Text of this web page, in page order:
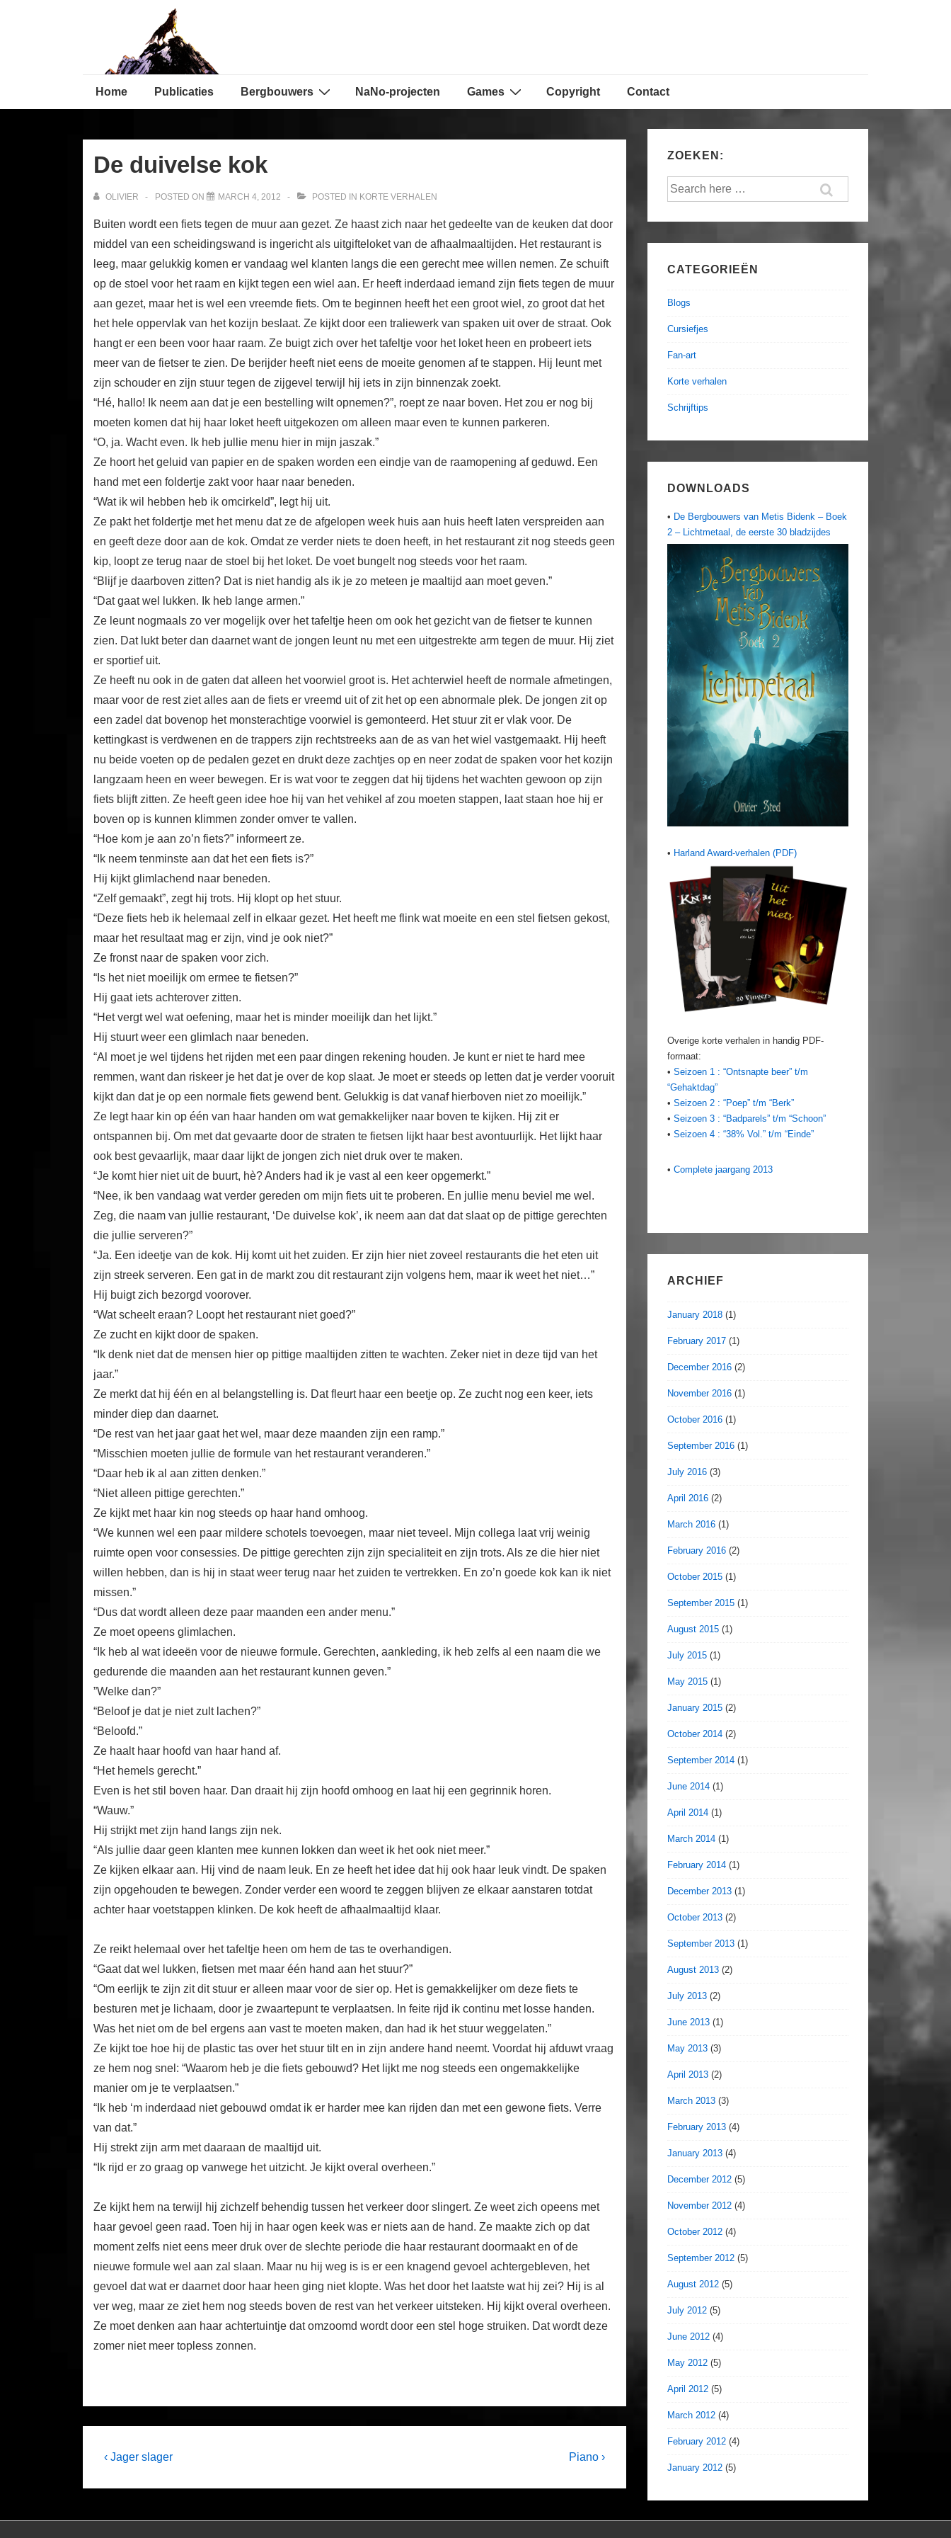
Home Publicaties Bergbouwers NaNo-projecten Games Copyright Contact
De duivelse kok
OLIVIER POSTED ON MARCH 4, 2012 POSTED IN KORTE VERHALEN
Buiten wordt een fiets tegen de muur aan gezet. Ze haast zich naar het gedeelte van de keuken dat door
middel van een scheidingswand is ingericht als uitgifteloket van de afhaalmaaltijden. Het restaurant is
leeg, maar gelukkig komen er vandaag wel klanten langs die een gerecht mee willen nemen. Ze schuift
op de stoel voor het raam en kijkt tegen een wiel aan. Er heeft inderdaad iemand zijn fiets tegen de muur
aan gezet, maar het is wel een vreemde fiets. Om te beginnen heeft het een groot wiel, zo groot dat het
het hele oppervlak van het kozijn beslaat. Ze kijkt door een traliewerk van spaken uit over de straat. Ook
hangt er een been voor haar raam. Ze buigt zich over het tafeltje voor het loket heen en probeert iets
meer van de fietser te zien. De berijder heeft niet eens de moeite genomen af te stappen. Hij leunt met
zijn schouder en zijn stuur tegen de zijgevel terwijl hij iets in zijn binnenzak zoekt.
“Hé, hallo! Ik neem aan dat je een bestelling wilt opnemen?”, roept ze naar boven. Het zou er nog bij
moeten komen dat hij haar loket heeft uitgekozen om alleen maar even te kunnen parkeren.
“O, ja. Wacht even. Ik heb jullie menu hier in mijn jaszak.”
Ze hoort het geluid van papier en de spaken worden een eindje van de raamopening af geduwd. Een
hand met een foldertje zakt voor haar naar beneden.
“Wat ik wil hebben heb ik omcirkeld”, legt hij uit.
Ze pakt het foldertje met het menu dat ze de afgelopen week huis aan huis heeft laten verspreiden aan
en geeft deze door aan de kok. Omdat ze verder niets te doen heeft, in het restaurant zit nog steeds geen
kip, loopt ze terug naar de stoel bij het loket. De voet bungelt nog steeds voor het raam.
“Blijf je daarboven zitten? Dat is niet handig als ik je zo meteen je maaltijd aan moet geven.”
“Dat gaat wel lukken. Ik heb lange armen.”
Ze leunt nogmaals zo ver mogelijk over het tafeltje heen om ook het gezicht van de fietser te kunnen
zien. Dat lukt beter dan daarnet want de jongen leunt nu met een uitgestrekte arm tegen de muur. Hij ziet
er sportief uit.
Ze heeft nu ook in de gaten dat alleen het voorwiel groot is. Het achterwiel heeft de normale afmetingen,
maar voor de rest ziet alles aan de fiets er vreemd uit of zit het op een abnormale plek. De jongen zit op
een zadel dat bovenop het monsterachtige voorwiel is gemonteerd. Het stuur zit er vlak voor. De
kettingkast is verdwenen en de trappers zijn rechtstreeks aan de as van het wiel vastgemaakt. Hij heeft
nu beide voeten op de pedalen gezet en drukt deze zachtjes op en neer zodat de spaken voor het kozijn
langzaam heen en weer bewegen. Er is wat voor te zeggen dat hij tijdens het wachten gewoon op zijn
fiets blijft zitten. Ze heeft geen idee hoe hij van het vehikel af zou moeten stappen, laat staan hoe hij er
boven op is kunnen klimmen zonder omver te vallen.
“Hoe kom je aan zo’n fiets?” informeert ze.
“Ik neem tenminste aan dat het een fiets is?”
Hij kijkt glimlachend naar beneden.
“Zelf gemaakt”, zegt hij trots. Hij klopt op het stuur.
“Deze fiets heb ik helemaal zelf in elkaar gezet. Het heeft me flink wat moeite en een stel fietsen gekost,
maar het resultaat mag er zijn, vind je ook niet?”
Ze fronst naar de spaken voor zich.
“Is het niet moeilijk om ermee te fietsen?”
Hij gaat iets achterover zitten.
“Het vergt wel wat oefening, maar het is minder moeilijk dan het lijkt.”
Hij stuurt weer een glimlach naar beneden.
“Al moet je wel tijdens het rijden met een paar dingen rekening houden. Je kunt er niet te hard mee
remmen, want dan riskeer je het dat je over de kop slaat. Je moet er steeds op letten dat je verder vooruit
kijkt dan dat je op een normale fiets gewend bent. Gelukkig is dat vanaf hierboven niet zo moeilijk.”
Ze legt haar kin op één van haar handen om wat gemakkelijker naar boven te kijken. Hij zit er
ontspannen bij. Om met dat gevaarte door de straten te fietsen lijkt haar best avontuurlijk. Het lijkt haar
ook best gevaarlijk, maar daar lijkt de jongen zich niet druk over te maken.
“Je komt hier niet uit de buurt, hè? Anders had ik je vast al een keer opgemerkt.”
“Nee, ik ben vandaag wat verder gereden om mijn fiets uit te proberen. En jullie menu beviel me wel.
Zeg, die naam van jullie restaurant, ‘De duivelse kok’, ik neem aan dat dat slaat op de pittige gerechten
die jullie serveren?”
“Ja. Een ideetje van de kok. Hij komt uit het zuiden. Er zijn hier niet zoveel restaurants die het eten uit
zijn streek serveren. Een gat in de markt zou dit restaurant zijn volgens hem, maar ik weet het niet…”
Hij buigt zich bezorgd voorover.
“Wat scheelt eraan? Loopt het restaurant niet goed?”
Ze zucht en kijkt door de spaken.
“Ik denk niet dat de mensen hier op pittige maaltijden zitten te wachten. Zeker niet in deze tijd van het
jaar.”
Ze merkt dat hij één en al belangstelling is. Dat fleurt haar een beetje op. Ze zucht nog een keer, iets
minder diep dan daarnet.
“De rest van het jaar gaat het wel, maar deze maanden zijn een ramp.”
“Misschien moeten jullie de formule van het restaurant veranderen.”
“Daar heb ik al aan zitten denken.”
“Niet alleen pittige gerechten.”
Ze kijkt met haar kin nog steeds op haar hand omhoog.
“We kunnen wel een paar mildere schotels toevoegen, maar niet teveel. Mijn collega laat vrij weinig
ruimte open voor consessies. De pittige gerechten zijn zijn specialiteit en zijn trots. Als ze die hier niet
willen hebben, dan is hij in staat weer terug naar het zuiden te vertrekken. En zo’n goede kok kan ik niet
missen.”
“Dus dat wordt alleen deze paar maanden een ander menu.”
Ze moet opeens glimlachen.
“Ik heb al wat ideeën voor de nieuwe formule. Gerechten, aankleding, ik heb zelfs al een naam die we
gedurende die maanden aan het restaurant kunnen geven.”
”Welke dan?”
“Beloof je dat je niet zult lachen?”
“Beloofd.”
Ze haalt haar hoofd van haar hand af.
“Het hemels gerecht.”
Even is het stil boven haar. Dan draait hij zijn hoofd omhoog en laat hij een gegrinnik horen.
“Wauw.”
Hij strijkt met zijn hand langs zijn nek.
“Als jullie daar geen klanten mee kunnen lokken dan weet ik het ook niet meer.”
Ze kijken elkaar aan. Hij vind de naam leuk. En ze heeft het idee dat hij ook haar leuk vindt. De spaken
zijn opgehouden te bewegen. Zonder verder een woord te zeggen blijven ze elkaar aanstaren totdat
achter haar voetstappen klinken. De kok heeft de afhaalmaaltijd klaar.
Ze reikt helemaal over het tafeltje heen om hem de tas te overhandigen.
“Gaat dat wel lukken, fietsen met maar één hand aan het stuur?”
“Om eerlijk te zijn zit dit stuur er alleen maar voor de sier op. Het is gemakkelijker om deze fiets te
besturen met je lichaam, door je zwaartepunt te verplaatsen. In feite rijd ik continu met losse handen.
Was het niet om de bel ergens aan vast te moeten maken, dan had ik het stuur weggelaten.”
Ze kijkt toe hoe hij de plastic tas over het stuur tilt en in zijn andere hand neemt. Voordat hij afduwt vraag
ze hem nog snel: “Waarom heb je die fiets gebouwd? Het lijkt me nog steeds een ongemakkelijke
manier om je te verplaatsen.”
“Ik heb ‘m inderdaad niet gebouwd omdat ik er harder mee kan rijden dan met een gewone fiets. Verre
van dat.”
Hij strekt zijn arm met daaraan de maaltijd uit.
“Ik rijd er zo graag op vanwege het uitzicht. Je kijkt overal overheen.”
Ze kijkt hem na terwijl hij zichzelf behendig tussen het verkeer door slingert. Ze weet zich opeens met
haar gevoel geen raad. Toen hij in haar ogen keek was er niets aan de hand. Ze maakte zich op dat
moment zelfs niet eens meer druk over de slechte periode die haar restaurant doormaakt en of de
nieuwe formule wel aan zal slaan. Maar nu hij weg is is er een knagend gevoel achtergebleven, het
gevoel dat wat er daarnet door haar heen ging niet klopte. Was het door het laatste wat hij zei? Hij is al
ver weg, maar ze ziet hem nog steeds boven de rest van het verkeer uitsteken. Hij kijkt overal overheen.
Ze moet denken aan haar achtertuintje dat omzoomd wordt door een stel hoge struiken. Dat wordt deze
zomer niet meer topless zonnen.
Post
Previous
‹ Jager slager
Next
Piano ›
ZOEKEN:
Search
CATEGORIEËN
Blogs
Cursiefjes
Fan-art
Korte verhalen
Schrijftips
DOWNLOADS
• De Bergbouwers van Metis Bidenk – Boek
2 – Lichtmetaal, de eerste 30 bladzijdes
• Harland Award-verhalen (PDF)
Overige korte verhalen in handig PDF-
formaat:
• Seizoen 1 : “Ontsnapte beer” t/m
“Gehaktdag”
• Seizoen 2 : “Poep” t/m “Berk”
• Seizoen 3 : “Badparels” t/m “Schoon”
• Seizoen 4 : “38% Vol.” t/m “Einde”
• Complete jaargang 2013
ARCHIEF
January 2018 (1)
February 2017 (1)
December 2016 (2)
November 2016 (1)
October 2016 (1)
September 2016 (1)
July 2016 (3)
April 2016 (2)
March 2016 (1)
February 2016 (2)
October 2015 (1)
September 2015 (1)
August 2015 (1)
July 2015 (1)
May 2015 (1)
January 2015 (2)
October 2014 (2)
September 2014 (1)
June 2014 (1)
April 2014 (1)
March 2014 (1)
February 2014 (1)
December 2013 (1)
October 2013 (2)
September 2013 (1)
August 2013 (2)
July 2013 (2)
June 2013 (1)
May 2013 (3)
April 2013 (2)
March 2013 (3)
February 2013 (4)
January 2013 (4)
December 2012 (5)
November 2012 (4)
October 2012 (4)
September 2012 (5)
August 2012 (5)
July 2012 (5)
June 2012 (4)
May 2012 (5)
April 2012 (5)
March 2012 (4)
February 2012 (4)
January 2012 (5)